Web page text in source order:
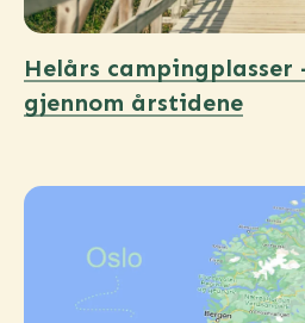
Helårs campingplasser
gjennom årstidene